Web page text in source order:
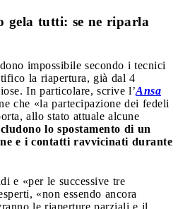
gela tutti: se ne riparla
impossibile secondo i tecnici
la riapertura, già dal 4
In particolare, scrive l’Ansa
che «la partecipazione dei fedeli
allo stato attuale alcune
lo spostamento di un
e i contatti ravvicinati durante
e «per le successive tre
«non essendo ancora
le riaperture parziali e il